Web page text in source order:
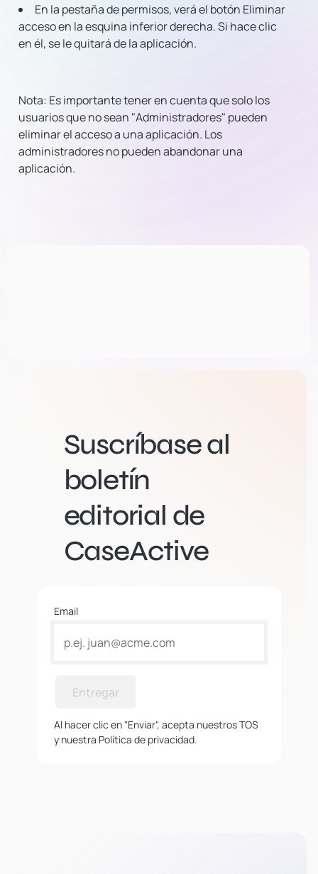
En la pestaña de permisos, verá el botón Eliminar
acceso en la esquina inferior derecha. Si hace clic
en él, se le quitará de la aplicación.
Nota: Es importante tener en cuenta que solo los
usuarios que no sean "Administradores" pueden
eliminar el acceso a una aplicación. Los
administradores no pueden abandonar una
aplicación.
Suscríbase al
boletín
editorial de
CaseActive
Email
Entregar
Al hacer clic en "Enviar", acepta nuestros TOS
y nuestra Política de privacidad.